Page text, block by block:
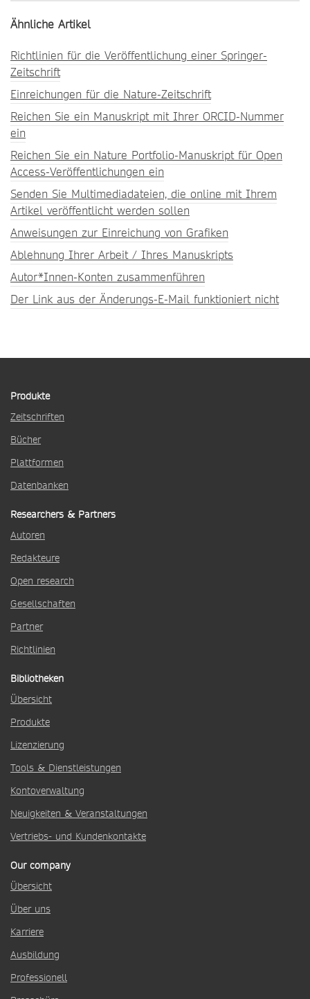
Ähnliche Artikel
Richtlinien für die Veröffentlichung einer Springer-
Zeitschrift
Einreichungen für die Nature-Zeitschrift
Reichen Sie ein Manuskript mit Ihrer ORCID-Nummer
ein
Reichen Sie ein Nature Portfolio-Manuskript für Open
Access-Veröffentlichungen ein
Senden Sie Multimediadateien, die online mit Ihrem
Artikel veröffentlicht werden sollen
Anweisungen zur Einreichung von Grafiken
Ablehnung Ihrer Arbeit / Ihres Manuskripts
Autor*Innen-Konten zusammenführen
Der Link aus der Änderungs-E-Mail funktioniert nicht
Produkte
Zeitschriften
Bücher
Plattformen
Datenbanken
Researchers & Partners
Autoren
Redakteure
Open research
Gesellschaften
Partner
Richtlinien
Bibliotheken
Übersicht
Produkte
Lizenzierung
Tools & Dienstleistungen
Kontoverwaltung
Neuigkeiten & Veranstaltungen
Vertriebs- und Kundenkontakte
Our company
Übersicht
Über uns
Karriere
Ausbildung
Professionell